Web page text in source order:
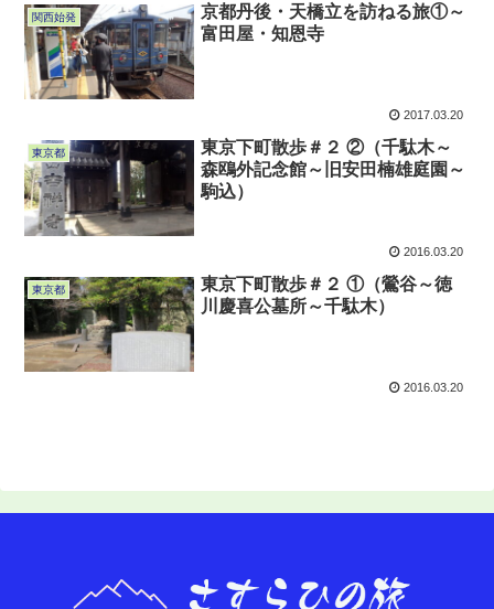
関西始発
京都丹後・天橋立を訪ねる旅①～
富田屋・知恩寺
2017.03.20
東京都
東京下町散歩＃２ ②（千駄木～
森鴎外記念館～旧安田楠雄庭園～
駒込）
2016.03.20
東京都
東京下町散歩＃２ ①（鶯谷～徳
川慶喜公墓所～千駄木）
2016.03.20